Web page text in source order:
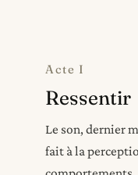
Acte I
Ressentir
Le son, dernier
fait à la